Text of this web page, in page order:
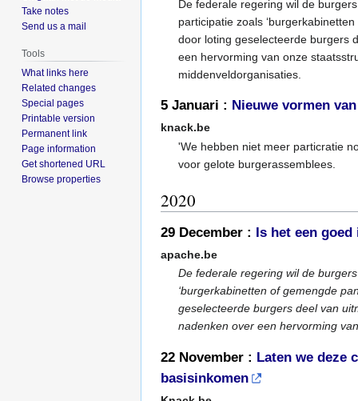
De federale regering wil de
participatie zoals
door loting geselecteerde burgers
een hervorming van onze
middenveldorganisaties.
5 Januari : Nieuwe vormen
knack.be
'We hebben niet meer particratie
voor gelote burgerassemblees.
2020
29 December : Is het een
apache.be
De federale regering wil de
‘burgerkabinetten of gemengde
geselecteerde burgers deel van
nadenken over een hervorming
22 November : Laten we deze
basisinkomen
Take notes
Send us a mail
Tools
What links here
Related changes
Special pages
Printable version
Permanent link
Page information
Get shortened URL
Browse properties